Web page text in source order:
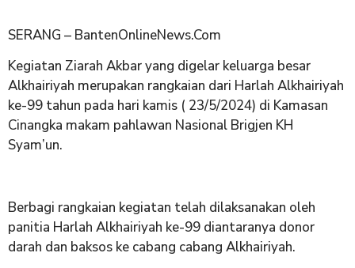
SERANG – BantenOnlineNews.Com
Kegiatan Ziarah Akbar yang digelar keluarga besar
Alkhairiyah merupakan rangkaian dari Harlah Alkhairiyah
ke-99 tahun pada hari kamis ( 23/5/2024) di Kamasan
Cinangka makam pahlawan Nasional Brigjen KH
Syam’un.
Berbagi rangkaian kegiatan telah dilaksanakan oleh
panitia Harlah Alkhairiyah ke-99 diantaranya donor
darah dan baksos ke cabang cabang Alkhairiyah.